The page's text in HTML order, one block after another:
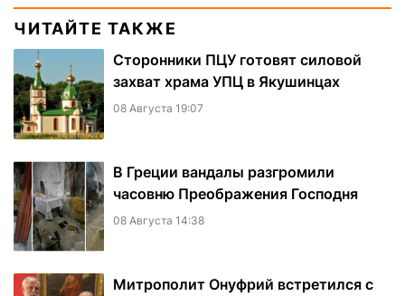
ЧИТАЙТЕ ТАКЖЕ
Сторонники ПЦУ готовят силовой
захват храма УПЦ в Якушинцах
08 Августа 19:07
В Греции вандалы разгромили
часовню Преображения Господня
08 Августа 14:38
Митрополит Онуфрий встретился с